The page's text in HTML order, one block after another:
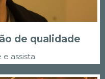
de qualidade
e assista